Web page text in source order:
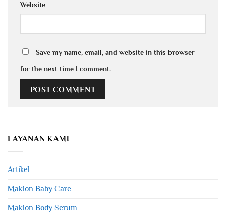
Website
Save my name, email, and website in this browser
for the next time I comment.
LAYANAN KAMI
Artikel
Maklon Baby Care
Maklon Body Serum